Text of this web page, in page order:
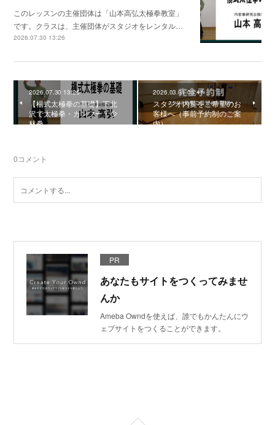
このレッスンの主催団体は「山本高弘太極拳教室」
です。クラスは、主催団体がスタジオをレンタル…
2026.07.30 13:26
2026.07.30 13:26
【楊式太極拳の基礎】下北
沢で太極拳・カンフー・少
林拳
2026.03.01 05:41
スタジオ内覧をご希望のお
客様へ（事前予約制のご案
内）
0コメント
PR
あなたもサイトをつくってみませ
んか
Ameba Owndを使えば、誰でもかんたんにウ
ェブサイトをつくることができます。